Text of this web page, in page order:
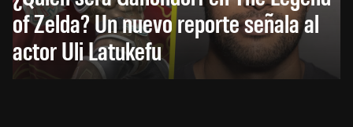
of Zelda? Un nuevo reporte señala al
actor Uli Latukefu